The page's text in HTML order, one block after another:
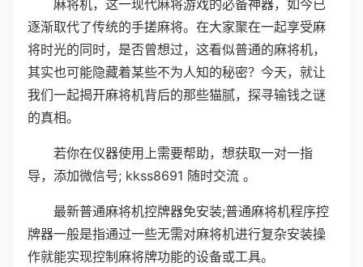
麻将机，这一现代麻将游戏的必备神器，如今已
逐渐取代了传统的手搓麻将。在大家聚在一起享受麻
将时光的同时，是否曾想过，这看似普通的麻将机，
其实也可能隐藏着某些不为人知的秘密？今天，就让
我们一起揭开麻将机背后的那些猫腻，探寻输钱之谜
的真相。
若你在仪器使用上需要帮助，想获取一对一指
导，添加微信号; kkss8691 随时交流 。
最新普通麻将机控牌器免安装;普通麻将机程序控
牌器一般是指通过一些无需对麻将机进行复杂安装操
作就能实现控制麻将牌功能的设备或工具。